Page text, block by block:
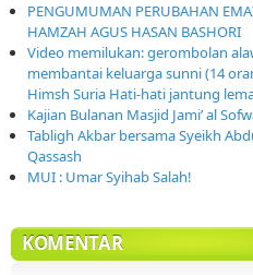
PENGUMUMAN PERUBAHAN
HAMZAH AGUS HASAN BASHORI
Video memilukan: gerombolan
membantai keluarga sunni (14
Himsh Suria Hati-hati jantung
Kajian Bulanan Masjid Jami’ al
Tabligh Akbar bersama Syeikh
Qassash
MUI : Umar Syihab Salah!
KOMENTAR